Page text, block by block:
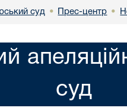
суд • Прес-центр •
суд